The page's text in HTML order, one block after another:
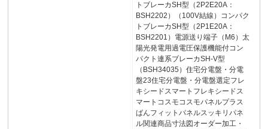
トブレーカSH型（2P2E20A：
BSH2202）（100V結線）コンパク
トブレーカSH型（2P1E20A：
BSH2201）電源送り端子（M6）太
陽光発電用過電圧保護機能付コン
パクト連系ブレーカSH-V型
（BSH34035）住宅分電盤・分電
盤23住宅分電盤・分電盤選定フレ
キシードスマートフレキシードス
マートコスモコスモパネルプラス
ばんフィットパネルスッキリパネ
ル関連商品寸法図オーダー加工・